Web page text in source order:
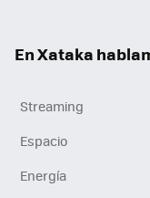
En Xataka
Streaming
Espacio
Energía